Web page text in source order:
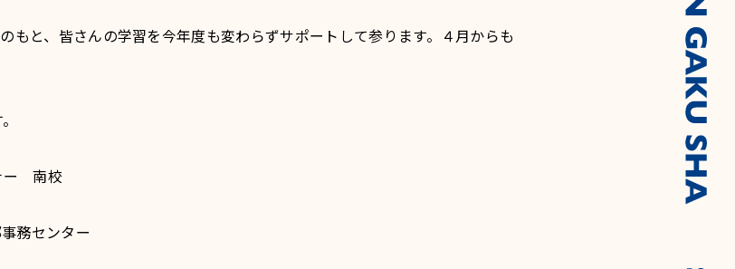
もと、皆さんの学習を今年度も変わらずサポートして参ります。４月からも
ー 南校
務センター